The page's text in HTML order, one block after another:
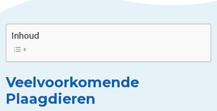
Inhoud
Veelvoorkomende
Plaagdieren